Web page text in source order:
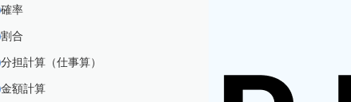
確率
割合
分担計算（仕事算）
金額計算